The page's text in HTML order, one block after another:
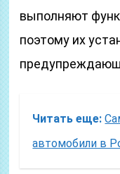
выполняют
поэтому их
Читать еще:
автомобили в